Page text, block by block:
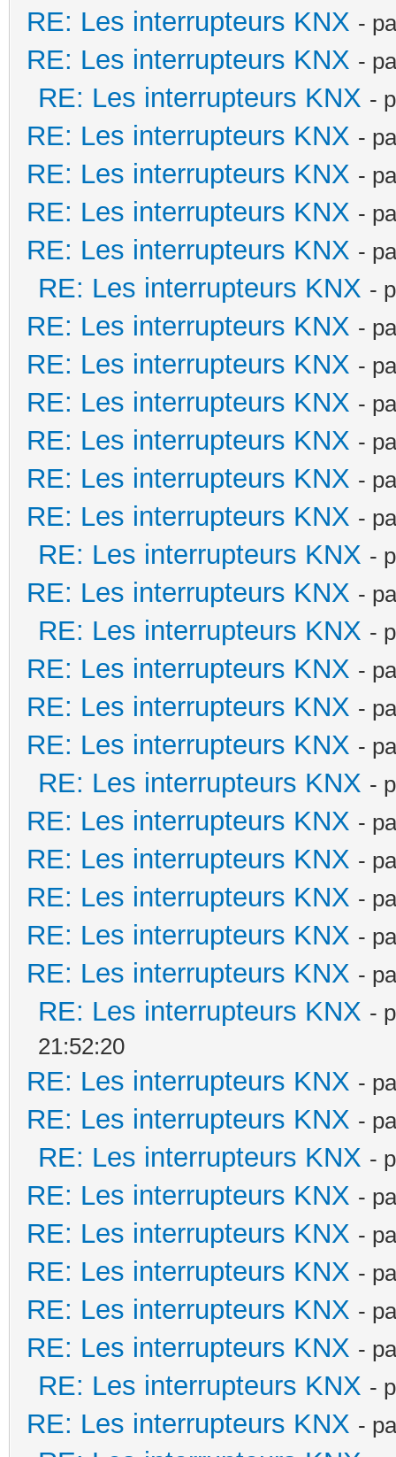
RE: Les interrupteurs KNX -
RE: Les interrupteurs KNX -
RE: Les interrupteurs KNX -
RE: Les interrupteurs KNX -
RE: Les interrupteurs KNX -
RE: Les interrupteurs KNX -
RE: Les interrupteurs KNX -
RE: Les interrupteurs KNX -
RE: Les interrupteurs KNX -
RE: Les interrupteurs KNX -
RE: Les interrupteurs KNX -
RE: Les interrupteurs KNX -
RE: Les interrupteurs KNX -
RE: Les interrupteurs KNX -
RE: Les interrupteurs KNX -
RE: Les interrupteurs KNX -
RE: Les interrupteurs KNX -
RE: Les interrupteurs KNX -
RE: Les interrupteurs KNX -
RE: Les interrupteurs KNX -
RE: Les interrupteurs KNX -
RE: Les interrupteurs KNX -
RE: Les interrupteurs KNX -
RE: Les interrupteurs KNX -
RE: Les interrupteurs KNX -
RE: Les interrupteurs KNX -
RE: Les interrupteurs KNX -
21:52:20
RE: Les interrupteurs KNX -
RE: Les interrupteurs KNX -
RE: Les interrupteurs KNX -
RE: Les interrupteurs KNX -
RE: Les interrupteurs KNX -
RE: Les interrupteurs KNX -
RE: Les interrupteurs KNX -
RE: Les interrupteurs KNX -
RE: Les interrupteurs KNX -
RE: Les interrupteurs KNX -